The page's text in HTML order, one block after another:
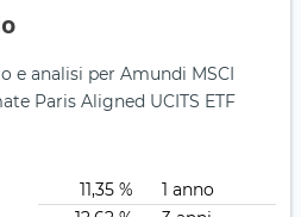
e analisi per Amundi MSCI
Paris Aligned UCITS ETF
11,35 %
1 anno